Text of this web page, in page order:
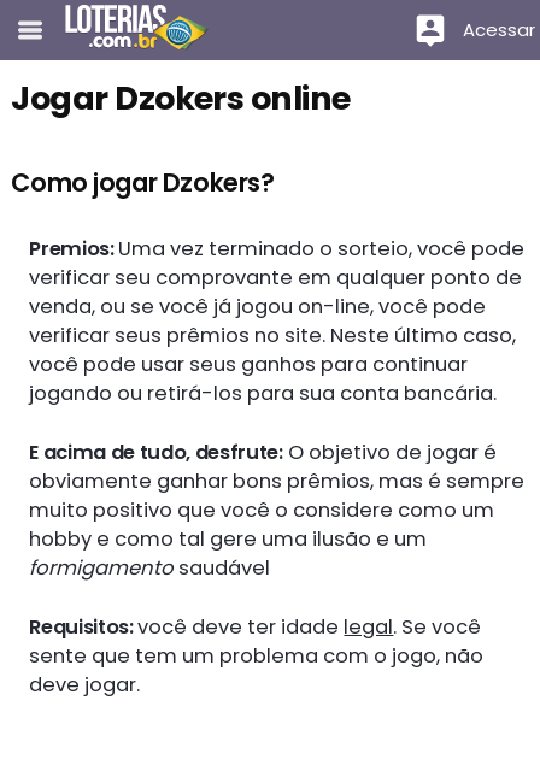
Acessar
Jogar Dzokers online
Como jogar Dzokers?
Premios:Uma vez terminado o sorteio, você pode
verificar seu comprovante em qualquer ponto de
venda, ou se você já jogou on-line, você pode
verificar seus prêmios no site. Neste último caso,
você pode usar seus ganhos para continuar
jogando ou retirá-los para sua conta bancária.
E acima de tudo, desfrute: O objetivo de jogar é
obviamente ganhar bons prêmios, mas é sempre
muito positivo que você o considere como um
hobby e como tal gere uma ilusão e um
formigamento saudável
Requisitos:você deve ter idade legal. Se você
sente que tem um problema com o jogo, não
deve jogar.